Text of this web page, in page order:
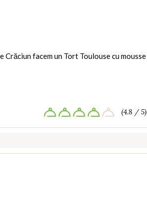
Crăciun facem un Tort Toulouse cu mousse
(4.8 / 5)